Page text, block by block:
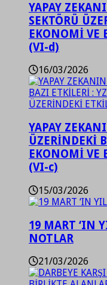
YAPAY
SEKTÖRÜ
EKONOMİ VE
(VI-d)
16/03/2026
YAPAY
ÜZERİNDEKİ
EKONOMİ VE
(VI-c)
15/03/2026
19 MART ‘IN
NOTLAR
21/03/2026